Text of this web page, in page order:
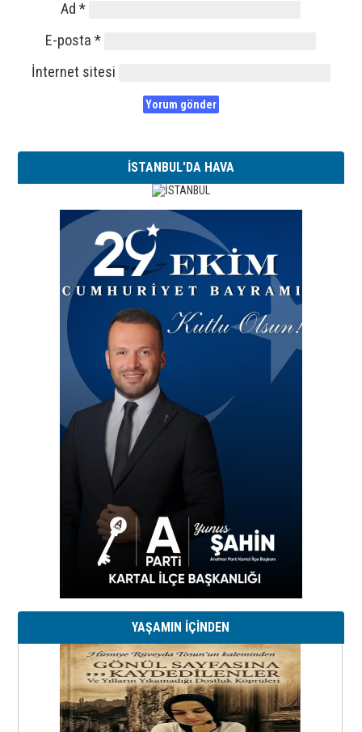
Ad*
E-posta*
İnternet sitesi
İSTANBUL'DA HAVA
YAŞAMIN İÇİNDEN